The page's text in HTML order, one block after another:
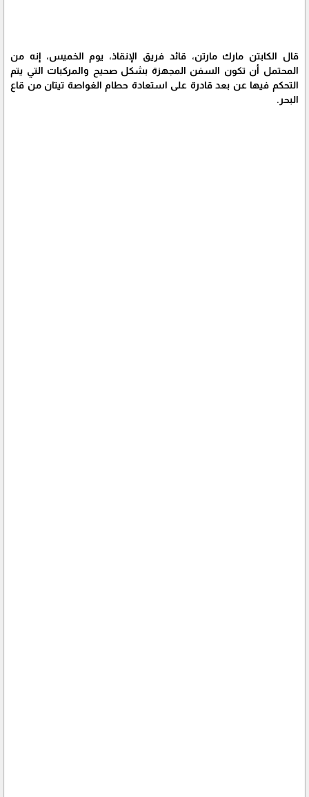
قال الكابتن مارك مارتن، قائد فريق الإنقاذ، يوم الخميس، إنه من
المحتمل أن تكون السفن المجهزة بشكل صحيح والمركبات التي يتم
التحكم فيها عن بعد قادرة على استعادة حطام الغواصة تيتان من قاع
البحر.